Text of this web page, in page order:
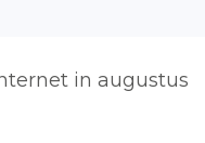
in augustus